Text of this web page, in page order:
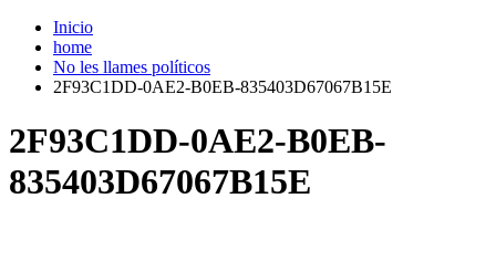
Inicio
home
No les llames políticos
2F93C1DD-0AE2-B0EB-835403D67067B15E
2F93C1DD-0AE2-B0EB-
835403D67067B15E